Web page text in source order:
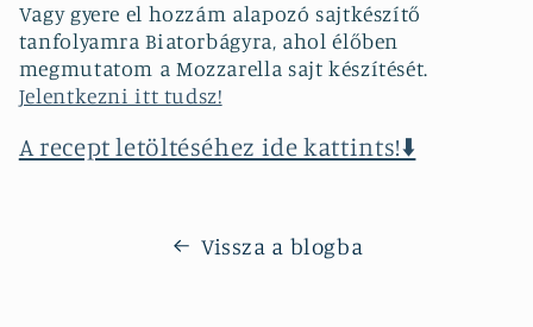
Vagy gyere el hozzám alapozó sajtkészítő
tanfolyamra Biatorbágyra, ahol élőben
megmutatom a Mozzarella sajt készítését.
Jelentkezni itt tudsz!
A recept letöltéséhez ide kattints!⬇️
Vissza a blogba